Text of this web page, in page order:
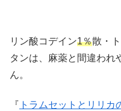
リン酸コデイン1％散・
タンは、麻薬と間違われ
ん。
『 トラムセットとリリ